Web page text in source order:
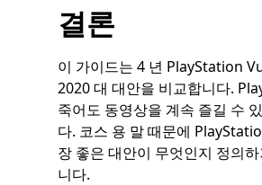
결론
이 가이드는 4 년 PlayStation
2020 대 대안을 비교합니다.
죽어도 동영상을 계속 즐길 수
다. 코스 용 말 때문에
장 좋은 대안이 무엇인지 정의
니다.